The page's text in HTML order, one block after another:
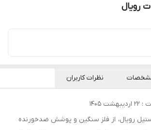
رویال
نظرات کاربران
رویال، از فلز سنگین و پوشش ضدخورنده